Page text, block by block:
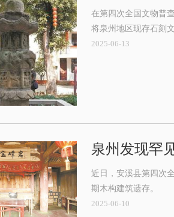
在第四次全国文物普
将泉州地区现存石刻
2025-06-13
泉州发现罕
近日，安溪县第四次
期木构建筑遗存。
2025-06-10